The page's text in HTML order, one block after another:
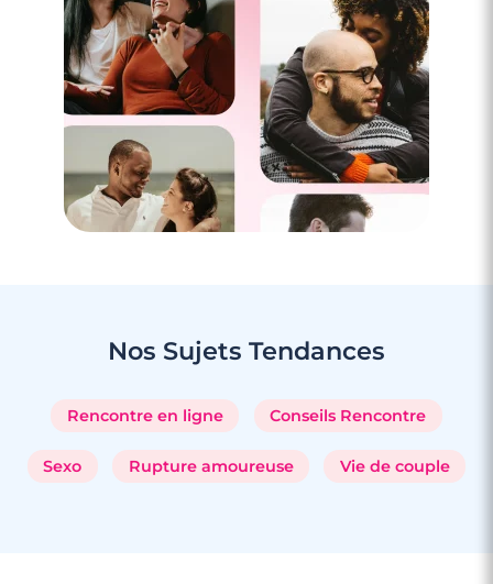
Nos Sujets Tendances
Rencontre en ligne Conseils Rencontre
Sexo Rupture amoureuse Vie de couple